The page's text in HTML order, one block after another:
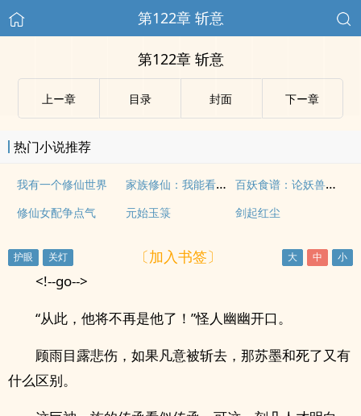
第122章 斩意
第122章 斩意
上ー章 目录 封面 下ー章
热门小说推荐
我有一个修仙世界 家族修仙：我能看到提示 百妖食谱：论妖兽的烹饪技巧
修仙女配争点气 元始玉箓 剑起红尘
〔加入书签〕
<!--go-->
“从此，他将不再是他了！”怪人幽幽开口。
顾雨目露悲伤，如果凡意被斩去，那苏墨和死了又有
什么区别。